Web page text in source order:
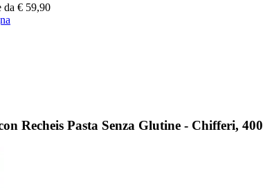
da € 59,90
Recheis Pasta Senza Glutine - Chifferi,